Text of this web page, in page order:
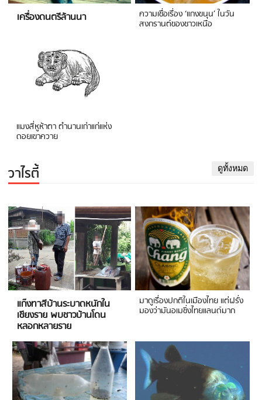
เครื่องดนตรีล้านนา ความเชื่อเรื่อง ‘แกงขนุน’ ในวัน
สงกรานต์ของชาวเหนือ
แมงสี่หูห้าตา ตำนานเก่าแก่แห่ง
ดอยเขาควาย
วาไรตี้ ดูทั้งหมด
แก๊งทาสีบ้านระบาดหนักใน
เชียงราย พบชาวบ้านโดน
หลอกหลายราย
มาดูเรื่องปกติในเมืองไทย แต่ฝรั่ง
มองว่ามันอเมซิ่งไทยแลนด์มาก